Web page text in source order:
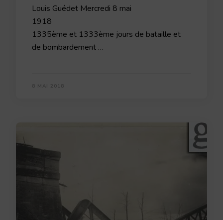
Louis Guédet Mercredi 8 mai
1918
1335ème et 1333ème jours de bataille et
de bombardement …